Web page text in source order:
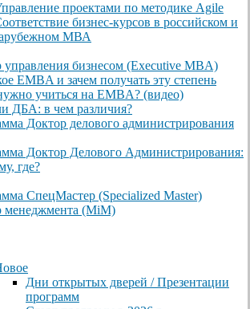
проектами по методике Agile
бизнес-курсов в российском и
МВА
управления бизнесом (Executive MBA)
EMBA и зачем получать эту степень
учиться на EMBA? (видео)
ДБА: в чем различия?
Доктор делового администрирования
Доктор Делового Администрирования:
где?
СпецМастер (Specialized Master)
менеджмента (MiM)
Дни открытых дверей / Презентации
программ